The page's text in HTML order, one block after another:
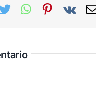
TwitterWhatsAppPinterest
Vk